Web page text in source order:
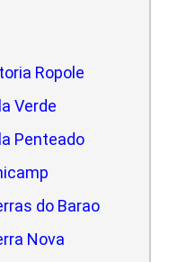
Ropole
Verde
Penteado
do Barao
Nova